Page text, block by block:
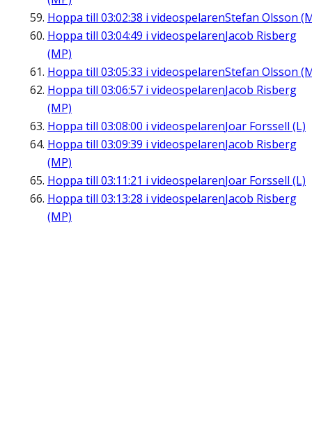
Hoppa till 03:02:38 i videospelarenStefan Olsson
Hoppa till 03:04:49 i videospelarenJacob Risberg
(MP)
Hoppa till 03:05:33 i videospelarenStefan Olsson
Hoppa till 03:06:57 i videospelarenJacob Risberg
(MP)
Hoppa till 03:08:00 i videospelarenJoar Forssell (L)
Hoppa till 03:09:39 i videospelarenJacob Risberg
(MP)
Hoppa till 03:11:21 i videospelarenJoar Forssell (L)
Hoppa till 03:13:28 i videospelarenJacob Risberg
(MP)